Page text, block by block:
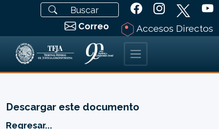
Correo Accesos Directos
Descargar este documento
Regresar...